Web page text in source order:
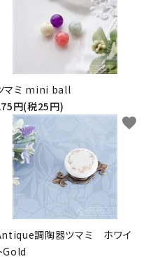
マミ mini ball
円(税25円)
調陶器ツマミ ホワイ
Gold
favorite